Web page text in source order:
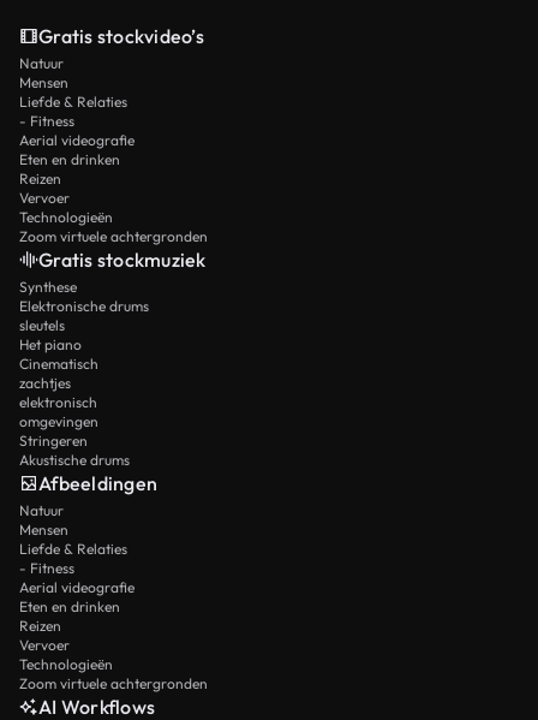
Gratis stockvideo’s
Natuur
Mensen
Liefde & Relaties
- Fitness
Aerial videografie
Eten en drinken
Reizen
Vervoer
Technologieën
Zoom virtuele achtergronden
Gratis stockmuziek
Synthese
Elektronische drums
sleutels
Het piano
Cinematisch
zachtjes
elektronisch
omgevingen
Stringeren
Akustische drums
Afbeeldingen
Natuur
Mensen
Liefde & Relaties
- Fitness
Aerial videografie
Eten en drinken
Reizen
Vervoer
Technologieën
Zoom virtuele achtergronden
AI Workflows